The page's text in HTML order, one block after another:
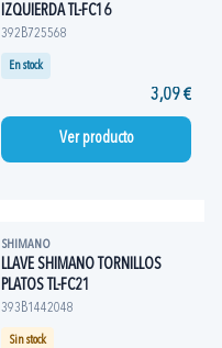
IZQUIERDA TL-FC16
392B725568
En stock
3,09 €
Ver producto
SHIMANO
LLAVE SHIMANO TORNILLOS
PLATOS TL-FC21
393B1442048
Sin stock